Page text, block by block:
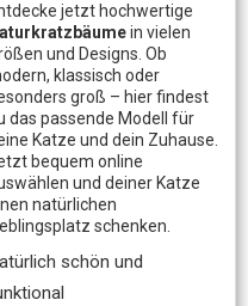
jetzt hochwertige
in vielen
und Designs. Ob
klassisch oder
groß – hier findest
das passende Modell für
Katze und dein Zuhause.
bequem online
und deiner Katze
natürlichen
schenken.
schön und